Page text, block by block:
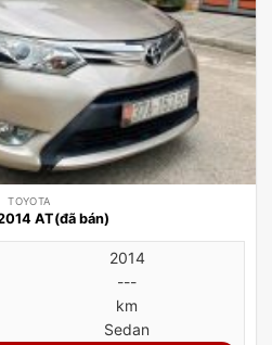
TOYOTA
AT(đã bán)
2014
---
km
Sedan